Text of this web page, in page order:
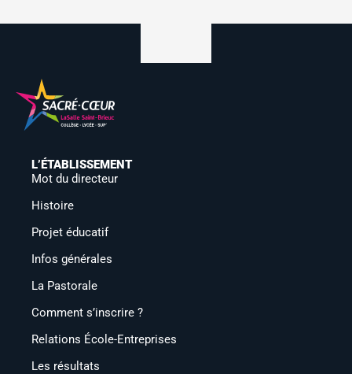
L’ÉTABLISSEMENT
Mot du directeur
Histoire
Projet éducatif
Infos générales
La Pastorale
Comment s’inscrire ?
Relations École-Entreprises
Les résultats